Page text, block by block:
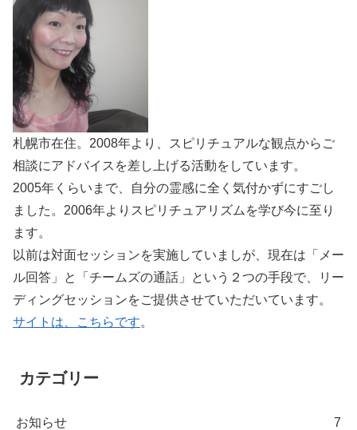
札幌市在住。2008年より、スピリチュアルな観点からご
相談にアドバイスを差し上げる活動をしています。
2005年くらいまで、自分の霊感に全く気付かずにすごし
ました。2006年よりスピリチュアリズムを学び今に至り
ます。
以前は対面セッションを実施していましが、現在は「メー
ル回答」と「チームズの通話」という２つの手段で、リー
ディングセッションをご提供させていただいています。
サイトは、こちらです。
カテゴリー
お知らせ 7